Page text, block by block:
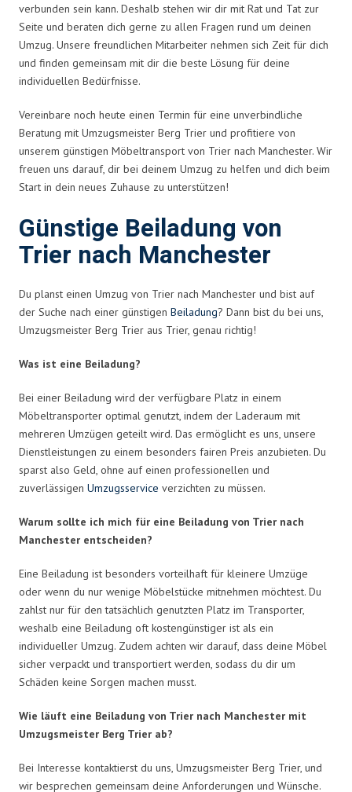
verbunden sein kann. Deshalb stehen wir dir mit Rat und Tat zur
Seite und beraten dich gerne zu allen Fragen rund um deinen
Umzug. Unsere freundlichen Mitarbeiter nehmen sich Zeit für dich
und finden gemeinsam mit dir die beste Lösung für deine
individuellen Bedürfnisse.
Vereinbare noch heute einen Termin für eine unverbindliche
Beratung mit Umzugsmeister Berg Trier und profitiere von
unserem günstigen Möbeltransport von Trier nach Manchester. Wir
freuen uns darauf, dir bei deinem Umzug zu helfen und dich beim
Start in dein neues Zuhause zu unterstützen!
Günstige Beiladung von
Trier nach Manchester
Du planst einen Umzug von Trier nach Manchester und bist auf
der Suche nach einer günstigen Beiladung? Dann bist du bei uns,
Umzugsmeister Berg Trier aus Trier, genau richtig!
Was ist eine Beiladung?
Bei einer Beiladung wird der verfügbare Platz in einem
Möbeltransporter optimal genutzt, indem der Laderaum mit
mehreren Umzügen geteilt wird. Das ermöglicht es uns, unsere
Dienstleistungen zu einem besonders fairen Preis anzubieten. Du
sparst also Geld, ohne auf einen professionellen und
zuverlässigen Umzugsservice verzichten zu müssen.
Warum sollte ich mich für eine Beiladung von Trier nach
Manchester entscheiden?
Eine Beiladung ist besonders vorteilhaft für kleinere Umzüge
oder wenn du nur wenige Möbelstücke mitnehmen möchtest. Du
zahlst nur für den tatsächlich genutzten Platz im Transporter,
weshalb eine Beiladung oft kostengünstiger ist als ein
individueller Umzug. Zudem achten wir darauf, dass deine Möbel
sicher verpackt und transportiert werden, sodass du dir um
Schäden keine Sorgen machen musst.
Wie läuft eine Beiladung von Trier nach Manchester mit
Umzugsmeister Berg Trier ab?
Bei Interesse kontaktierst du uns, Umzugsmeister Berg Trier, und
wir besprechen gemeinsam deine Anforderungen und Wünsche.